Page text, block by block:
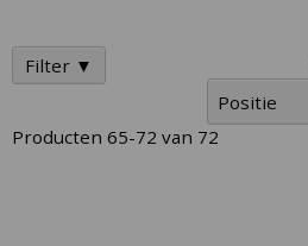
Producten 65-72 van 72
Filter ▼